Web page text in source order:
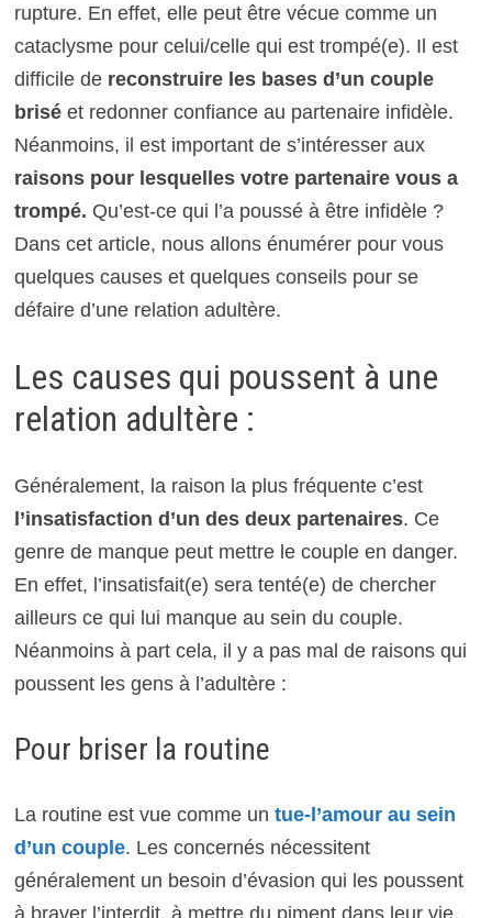
rupture. En effet, elle peut être vécue comme un
cataclysme pour celui/celle qui est trompé(e). Il est
difficile de reconstruire les bases d’un couple
briséet redonner confiance au partenaire infidèle.
Néanmoins, il est important de s’intéresser aux
raisons pour lesquelles votre partenaire vous a
trompé. Qu’est-ce qui l’a poussé à être infidèle ?
Dans cet article, nous allons énumérer pour vous
quelques causes et quelques conseils pour se
défaire d’une relation adultère.
Les causes qui poussent à une
relation adultère :
Généralement, la raison la plus fréquente c’est
l’insatisfaction d’un des deux partenaires. Ce
genre de manque peut mettre le couple en danger.
En effet, l’insatisfait(e) sera tenté(e) de chercher
ailleurs ce qui lui manque au sein du couple.
Néanmoins à part cela, il y a pas mal de raisons qui
poussent les gens à l’adultère :
Pour briser la routine
La routine est vue comme un tue-l’amour au sein
d’un couple. Les concernés nécessitent
généralement un besoin d’évasion qui les poussent
à braver l’interdit, à mettre du piment dans leur vie,